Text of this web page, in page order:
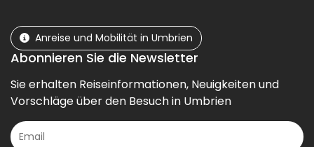
Anreise und Mobilität in Umbrien
Abonnieren Sie die Newsletter
Sie erhalten Reiseinformationen, Neuigkeiten und
Vorschläge über den Besuch in Umbrien